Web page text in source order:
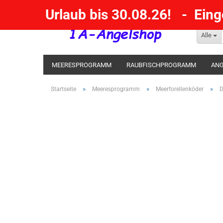
Alle
Urlaub bis 30.08.26! -
MEERESPROGRAMM RAUBFISCHPROGRAMM
KESCHER / SENKE / GAFF POSEN SBIRULINOS
Startseite » Meeresprogramm » Meerforellenköder »